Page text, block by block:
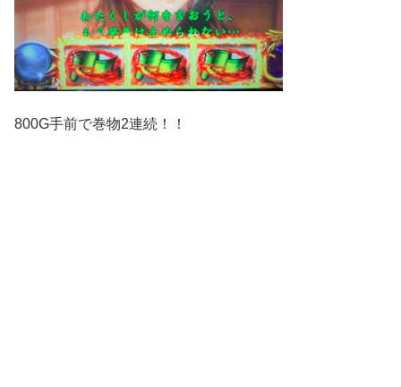
800G手前で巻物2連続！！